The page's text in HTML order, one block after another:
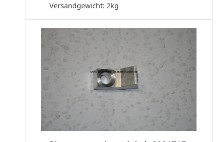
Versandgewicht: 2kg